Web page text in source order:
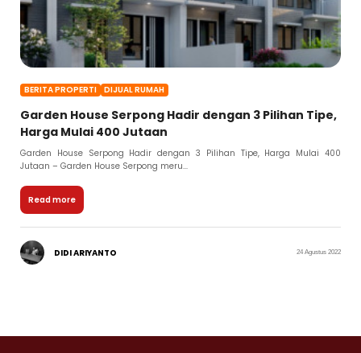
BERITA PROPERTI DIJUAL RUMAH
Garden House Serpong Hadir dengan 3 Pilihan Tipe,
Harga Mulai 400 Jutaan
Garden House Serpong Hadir dengan 3 Pilihan Tipe, Harga Mulai 400
Jutaan – Garden House Serpong meru...
Read more
DIDI ARIYANTO 24 Agustus 2022